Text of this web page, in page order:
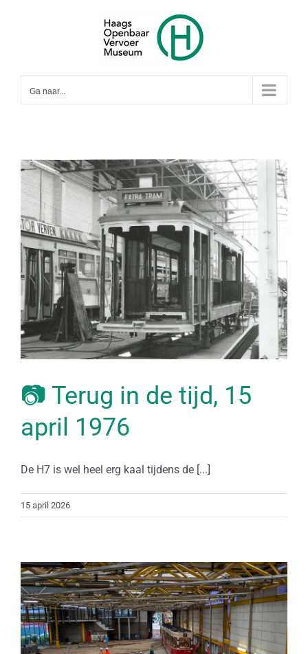
Ga naar...
📷 Terug in de tijd, 15
april 1976
De H7 is wel heel erg kaal tijdens de [...]
15 april 2026